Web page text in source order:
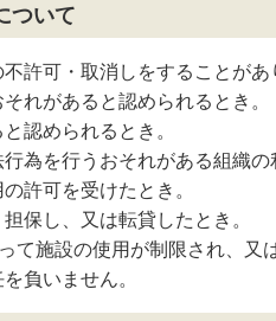
ついて
許可・取消しをすることがあ
れがあると認められるとき。
認められるとき。
為を行うおそれがある組織の
許可を受けたとき。
保し、又は転貸したとき。
て施設の使用が制限され、
負いません。